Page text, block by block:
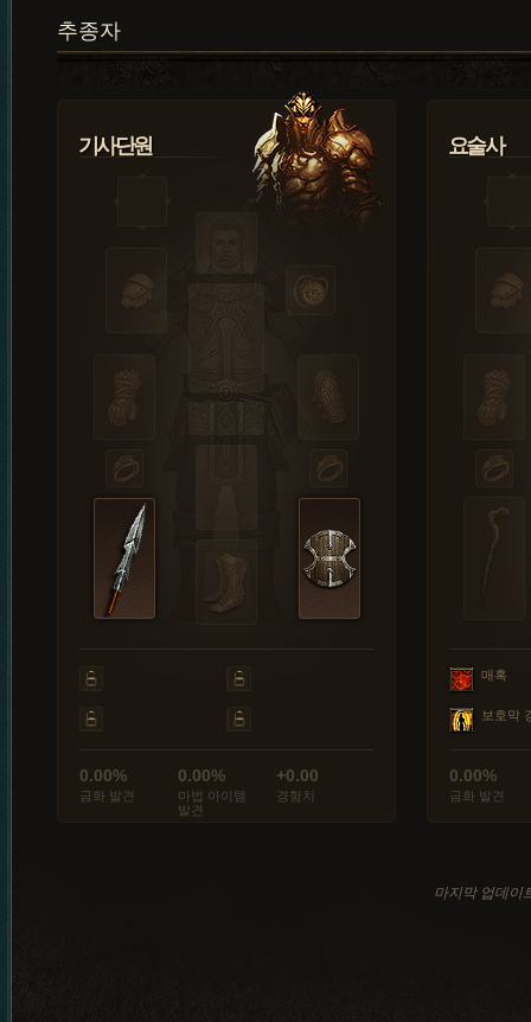
추종자
기사단원
0.00%
금화 발견
0.00%
마법 아이템
발견
+0.00
경험치
요술사
매혹
보호막
0.00%
금화 발견
마지막 업데이